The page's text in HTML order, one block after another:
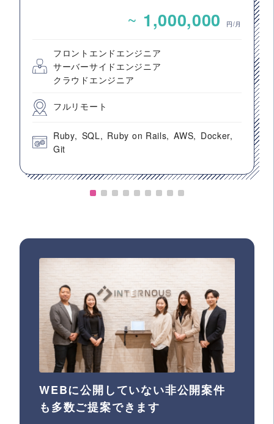
~ 1,000,000 円/月
フロントエンドエンジニア
サーバーサイドエンジニア
クラウドエンジニア
フルリモート
Ruby SQL Ruby on Rails AWS
Docker
Git
WEBに公開していない非公開案件
も多数ご提案できます